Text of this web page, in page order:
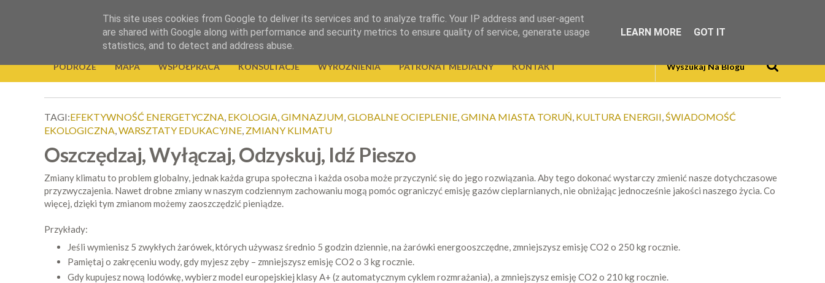
Okiem Obiektywu.
PODRÓŻE MAPA WSPÓŁPRACA KONSULTACJE WYRÓŻNIENIA PATRONAT MEDIALNY KONTAKT
TAGI:EFEKTYWNOŚĆ ENERGETYCZNA, EKOLOGIA,GIMNAZJUM,GLOBALNE OCIEPLENIE,GMINA MIASTA TORUŃ, KULTURA ENERGII,ŚWIADOMOŚĆ
EKOLOGICZNA,WARSZTATY EDUKACYJNE, ZMIANY KLIMATU
Oszczędzaj, Wyłączaj, Odzyskuj, Idź Pieszo
Zmiany klimatu to problem globalny, jednak każda grupa społeczna i każda osoba może przyczynić się do jego rozwiązania. Aby tego dokonać wystarczy zmienić nasze dotychczasowe
przyzwyczajenia. Nawet drobne zmiany w naszym codziennym zachowaniu mogą pomóc ograniczyć emisję gazów cieplarnianych, nie obniżając jednocześnie jakości naszego życia. Co
więcej, dzięki tym zmianom możemy zaoszczędzić pieniądze.
Przykłady:
Jeśli wymienisz 5 zwykłych żarówek, których używasz średnio 5 godzin dziennie, na żarówki energooszczędne, zmniejszysz emisję CO2 o 250 kg rocznie.
Pamiętaj o zakręceniu wody, gdy myjesz zęby – zmniejszysz emisję CO2 o 3 kg rocznie.
Gdy kupujesz nową lodówkę, wybierz model europejskiej klasy A+ (z automatycznym cyklem rozmrażania), a zmniejszysz emisję CO2 o 210 kg rocznie.
This site uses cookies from Google to deliver its services and to analyze traffic. Your IP address and user-agent
are shared with Google along with performance and security metrics to ensure quality of service, generate usage
statistics, and to detect and address abuse.
LEARN MORE GOT IT